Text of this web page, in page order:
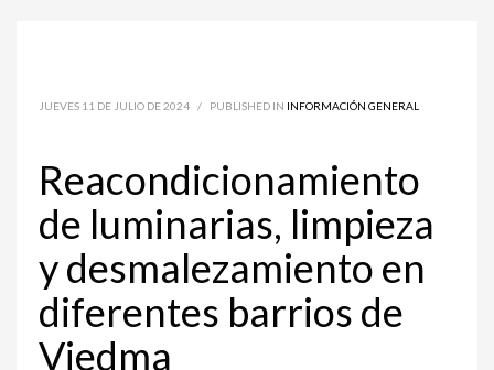
JUEVES 11 DE JULIO DE 2024 / PUBLISHED IN INFORMACIÓN GENERAL
Reacondicionamiento
de luminarias, limpieza
y desmalezamiento en
diferentes barrios de
Viedma